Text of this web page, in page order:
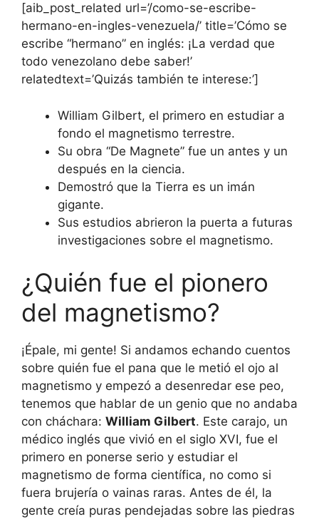
[aib_post_related url=’/como-se-escribe-
hermano-en-ingles-venezuela/’ title=’Cómo se
escribe “hermano” en inglés: ¡La verdad que
todo venezolano debe saber!’
relatedtext=’Quizás también te interese:’]
William Gilbert, el primero en estudiar a
fondo el magnetismo terrestre.
Su obra “De Magnete” fue un antes y un
después en la ciencia.
Demostró que la Tierra es un imán
gigante.
Sus estudios abrieron la puerta a futuras
investigaciones sobre el magnetismo.
¿Quién fue el pionero
del magnetismo?
¡Épale, mi gente! Si andamos echando cuentos
sobre quién fue el pana que le metió el ojo al
magnetismo y empezó a desenredar ese peo,
tenemos que hablar de un genio que no andaba
con cháchara: William Gilbert. Este carajo, un
médico inglés que vivió en el siglo XVI, fue el
primero en ponerse serio y estudiar el
magnetismo de forma científica, no como si
fuera brujería o vainas raras. Antes de él, la
gente creía puras pendejadas sobre las piedras